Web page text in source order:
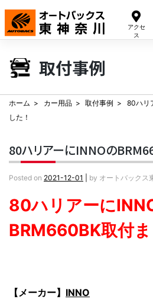
アクセ
ス
Skip
content
取付事例
ホーム カー用品 取付事例
80ハリ
した！
80ハリアーにINNOの
Posted on 2021-12-01 by オートバックス
80ハリアーに
BRM660BK取付ま
【メーカー】 INNO